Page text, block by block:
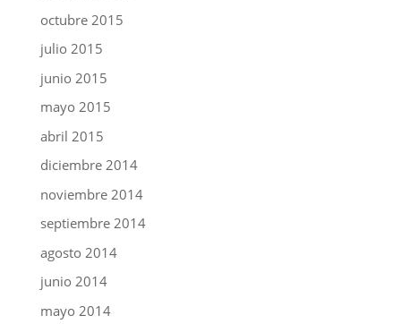
octubre 2015
julio 2015
junio 2015
mayo 2015
abril 2015
diciembre 2014
noviembre 2014
septiembre 2014
agosto 2014
junio 2014
mayo 2014